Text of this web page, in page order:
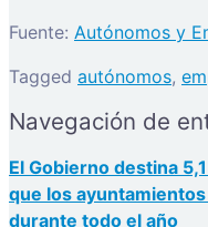
Fuente: Autónomos y
Tagged autónomos,
Navegación de
El Gobierno destina
que los
durante todo el año